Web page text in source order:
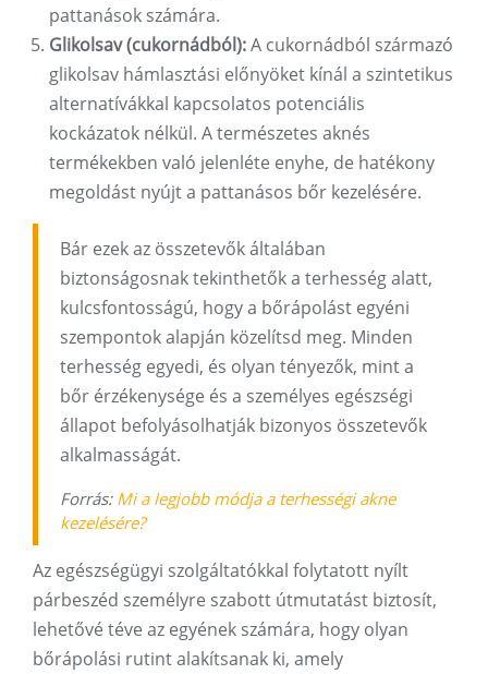
pattanások számára.
Glikolsav (cukornádból):A cukornádból származó
glikolsav hámlasztási előnyöket kínál a szintetikus
alternatívákkal kapcsolatos potenciális
kockázatok nélkül. A természetes aknés
termékekben való jelenléte enyhe, de hatékony
megoldást nyújt a pattanásos bőr kezelésére.
Bár ezek az összetevők általában
biztonságosnak tekinthetők a terhesség alatt,
kulcsfontosságú, hogy a bőrápolást egyéni
szempontok alapján közelítsd meg. Minden
terhesség egyedi, és olyan tényezők, mint a
bőr érzékenysége és a személyes egészségi
állapot befolyásolhatják bizonyos összetevők
alkalmasságát.
Forrás: Mi a legjobb módja a terhességi akne
kezelésére?
Az egészségügyi szolgáltatókkal folytatott nyílt
párbeszéd személyre szabott útmutatást biztosít,
lehetővé téve az egyének számára, hogy olyan
bőrápolási rutint alakítsanak ki, amely